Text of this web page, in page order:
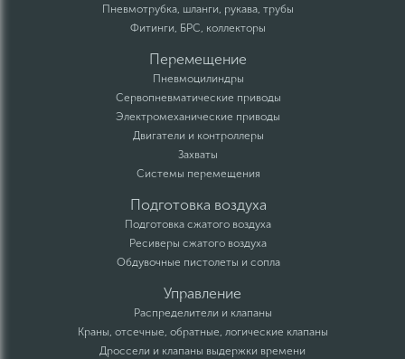
Пневмотрубка, шланги, рукава, трубы
Фитинги, БРС, коллекторы
Перемещение
Пневмоцилиндры
Сервопневматические приводы
Электромеханические приводы
Двигатели и контроллеры
Захваты
Системы перемещения
Подготовка воздуха
Подготовка сжатого воздуха
Ресиверы сжатого воздуха
Обдувочные пистолеты и сопла
Управление
Распределители и клапаны
Краны, отсечные, обратные, логические клапаны
Дроссели и клапаны выдержки времени